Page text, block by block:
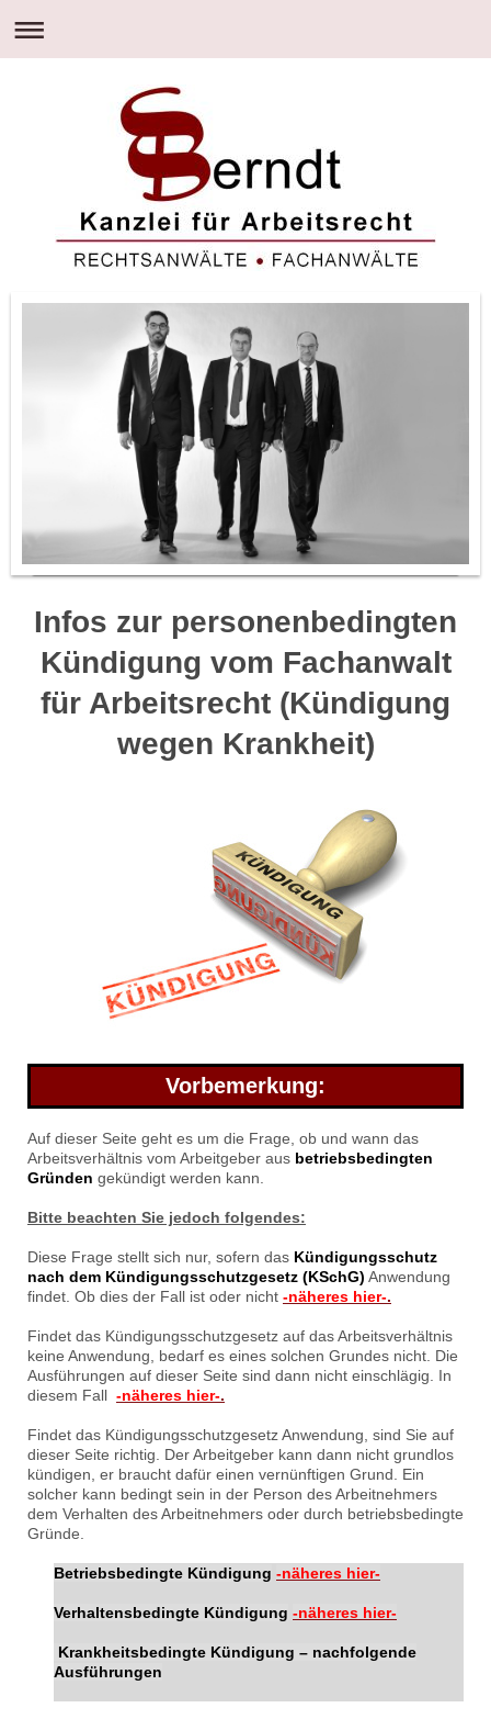
Infos zur personenbedingten
Kündigung vom Fachanwalt
für Arbeitsrecht (Kündigung
wegen Krankheit)
Vorbemerkung:
Auf dieser Seite geht es um die Frage, ob und wann das
Arbeitsverhältnis vom Arbeitgeber aus betriebsbedingten
Gründen gekündigt werden kann.
Bitte beachten Sie jedoch folgendes:
Diese Frage stellt sich nur, sofern das Kündigungsschutz
nach dem Kündigungsschutzgesetz (KSchG) Anwendung
findet. Ob dies der Fall ist oder nicht -näheres hier-.
Findet das Kündigungsschutzgesetz auf das Arbeitsverhältnis
keine Anwendung, bedarf es eines solchen Grundes nicht. Die
Ausführungen auf dieser Seite sind dann nicht einschlägig. In
diesem Fall -näheres hier-.
Findet das Kündigungsschutzgesetz Anwendung, sind Sie auf
dieser Seite richtig. Der Arbeitgeber kann dann nicht grundlos
kündigen, er braucht dafür einen vernünftigen Grund. Ein
solcher kann bedingt sein in der Person des Arbeitnehmers
dem Verhalten des Arbeitnehmers oder durch betriebsbedingte
Gründe.
Betriebsbedingte Kündigung -näheres hier-
Verhaltensbedingte Kündigung -näheres hier-
Krankheitsbedingte Kündigung – nachfolgende
Ausführungen